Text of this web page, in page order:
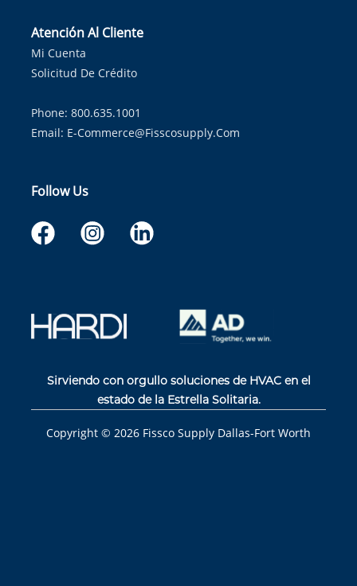
Atención Al Cliente
Mi Cuenta
Solicitud De Crédito
Phone: 800.635.1001
Email: E-Commerce@fisscosupply.com
Follow Us
Sirviendo con orgullo soluciones de HVAC en el
estado de la Estrella Solitaria.
Copyright © 2026 Fissco Supply Dallas-Fort Worth